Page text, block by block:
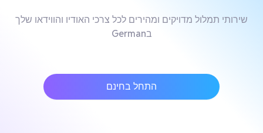
שירותי תמלול מדויקים ומהירים לכל צרכי האודיו והווידאו שלך
בGerman
התחל בחינם